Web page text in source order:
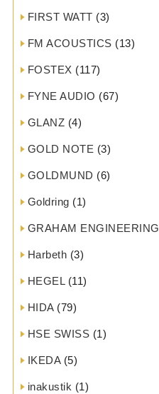
FIRST WATT (3)
FM ACOUSTICS (13)
FOSTEX (117)
FYNE AUDIO (67)
GLANZ (4)
GOLD NOTE (3)
GOLDMUND (6)
Goldring (1)
GRAHAM ENGINEERING
Harbeth (3)
HEGEL(11)
HIDA(79)
HSE SWISS (1)
IKEDA(5)
inakustik (1)